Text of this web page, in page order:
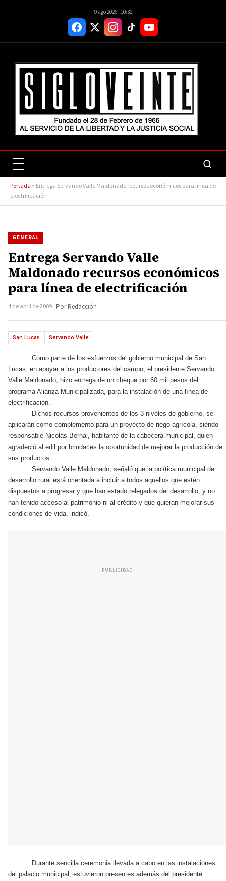
9 ago 2026 | 10:32
Portada » Entrega Servando Valle Maldonado recursos económicos para línea de
electrificación
GENERAL
Entrega Servando Valle
Maldonado recursos económicos
para línea de electrificación
4 de abril de 2009 Por Redacción
San Lucas Servando Valle
Como parte de los esfuerzos del gobierno municipal de San
Lucas, en apoyar a los productores del campo, el presidente Servando
Valle Maldonado, hizo entrega de un cheque por 60 mil pesos del
programa Alianza Municipalizada, para la instalación de una línea de
electrificación.
Dichos recursos provenientes de los 3 niveles de gobierno, se
aplicarán como complemento para un proyecto de riego agrícola, siendo
responsable Nicolás Bernal, habitante de la cabecera municipal, quien
agradeció al edil por brindarles la oportunidad de mejorar la producción de
sus productos.
Servando Valle Maldonado, señaló que la política municipal de
desarrollo rural está orientada a incluir a todos aquellos que estén
dispuestos a progresar y que han estado relegados del desarrollo, y no
han tenido acceso al patrimonio ni al crédito y que quieran mejorar sus
condiciones de vida, indicó.
PUBLICIDAD
Durante sencilla ceremonia llevada a cabo en las instalaciones
del palacio municipal, estuvieron presentes además del presidente